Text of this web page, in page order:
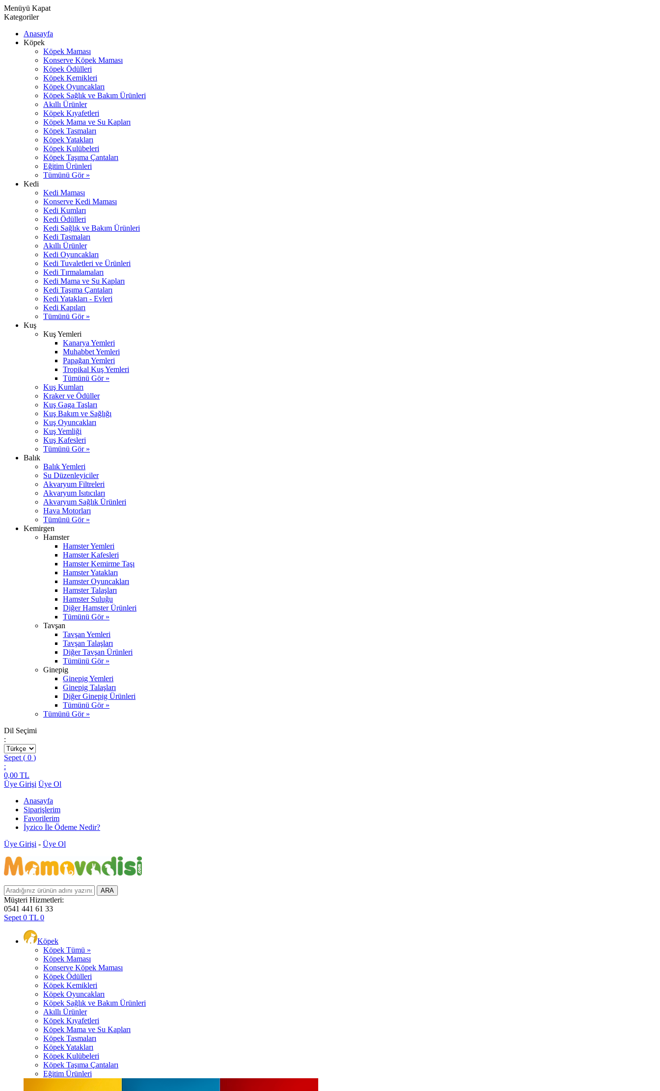
Menüyü Kapat
Kategoriler
Anasayfa
Köpek
Köpek Maması
Konserve Köpek Maması
Köpek Ödülleri
Köpek Kemikleri
Köpek Oyuncakları
Köpek Sağlık ve Bakım Ürünleri
Akıllı Ürünler
Köpek Kıyafetleri
Köpek Mama ve Su Kapları
Köpek Tasmaları
Köpek Yatakları
Köpek Kulübeleri
Köpek Taşıma Çantaları
Eğitim Ürünleri
Tümünü Gör »
Kedi
Kedi Maması
Konserve Kedi Maması
Kedi Kumları
Kedi Ödülleri
Kedi Sağlık ve Bakım Ürünleri
Kedi Tasmaları
Akıllı Ürünler
Kedi Oyuncakları
Kedi Tuvaletleri ve Ürünleri
Kedi Tırmalamaları
Kedi Mama ve Su Kapları
Kedi Taşıma Çantaları
Kedi Yatakları - Evleri
Kedi Kapıları
Tümünü Gör »
Kuş
Kuş Yemleri
Kanarya Yemleri
Muhabbet Yemleri
Papağan Yemleri
Tropikal Kuş Yemleri
Tümünü Gör »
Kuş Kumları
Kraker ve Ödüller
Kuş Gaga Taşları
Kuş Bakım ve Sağlığı
Kuş Oyuncakları
Kuş Yemliği
Kuş Kafesleri
Tümünü Gör »
Balık
Balık Yemleri
Su Düzenleyiciler
Akvaryum Filtreleri
Akvaryum Isıtıcıları
Akvaryum Sağlık Ürünleri
Hava Motorları
Tümünü Gör »
Kemirgen
Hamster
Hamster Yemleri
Hamster Kafesleri
Hamster Kemirme Taşı
Hamster Yatakları
Hamster Oyuncakları
Hamster Talaşları
Hamster Suluğu
Diğer Hamster Ürünleri
Tümünü Gör »
Tavşan
Tavşan Yemleri
Tavşan Talaşları
Diğer Tavşan Ürünleri
Tümünü Gör »
Ginepig
Ginepig Yemleri
Ginepig Talaşları
Diğer Ginepig Ürünleri
Tümünü Gör »
Tümünü Gör »
Dil Seçimi
:
Sepet ( 0 )
:
0,00 TL
Üye Girişi Üye Ol
Anasayfa
Siparişlerim
Favorilerim
İyzico İle Ödeme Nedir?
Üye Girişi - Üye Ol
Müşteri Hizmetleri:
0541 441 61 33
Sepet 0 TL 0
Köpek
Köpek Tümü »
Köpek Maması
Konserve Köpek Maması
Köpek Ödülleri
Köpek Kemikleri
Köpek Oyuncakları
Köpek Sağlık ve Bakım Ürünleri
Akıllı Ürünler
Köpek Kıyafetleri
Köpek Mama ve Su Kapları
Köpek Tasmaları
Köpek Yatakları
Köpek Kulübeleri
Köpek Taşıma Çantaları
Eğitim Ürünleri